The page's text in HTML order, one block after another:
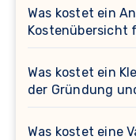
Was kostet ein
Kostenübersicht
Was kostet ein
der Gründung
Was kostet eine